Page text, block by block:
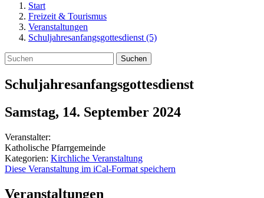
Start
Freizeit & Tourismus
Veranstaltungen
Schuljahresanfangsgottesdienst (5)
Suchen
Schuljahresanfangsgottesdienst
Samstag, 14. September 2024
Veranstalter:
Katholische Pfarrgemeinde
Kategorien: Kirchliche Veranstaltung
Diese Veranstaltung im iCal-Format speichern
Veranstaltungen